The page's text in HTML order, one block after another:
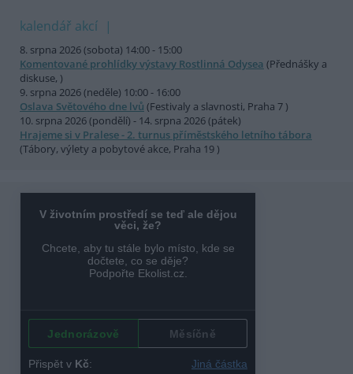
kalendář akcí
8. srpna 2026 (sobota) 14:00 - 15:00
Komentované prohlídky výstavy Rostlinná Odysea (Přednášky a
diskuse, )
9. srpna 2026 (neděle) 10:00 - 16:00
Oslava Světového dne lvů (Festivaly a slavnosti, Praha 7 )
10. srpna 2026 (pondělí) - 14. srpna 2026 (pátek)
Hrajeme si v Pralese - 2. turnus příměstského letního tábora
(Tábory, výlety a pobytové akce, Praha 19 )